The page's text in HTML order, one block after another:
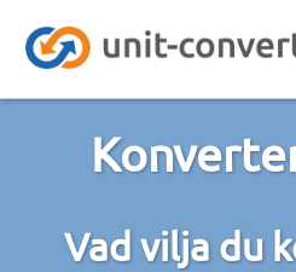
Vad vilja du